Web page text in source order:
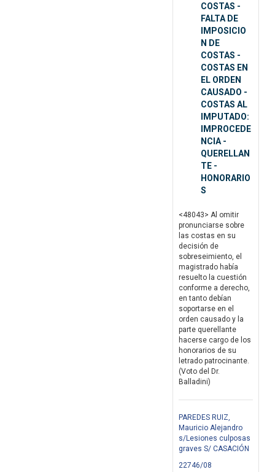
COSTAS -
FALTA DE
IMPOSICIO
N DE
COSTAS -
COSTAS EN
EL ORDEN
CAUSADO -
COSTAS AL
IMPUTADO:
IMPROCEDE
NCIA -
QUERELLAN
TE -
HONORARIO
S
<48043> Al omitir
pronunciarse sobre
las costas en su
decisión de
sobreseimiento, el
magistrado había
resuelto la cuestión
conforme a derecho,
en tanto debían
soportarse en el
orden causado y la
parte querellante
hacerse cargo de los
honorarios de su
letrado patrocinante.
(Voto del Dr.
Balladini)
PAREDES RUIZ,
Mauricio Alejandro
s/Lesiones culposas
graves S/ CASACIÓN
22746/08